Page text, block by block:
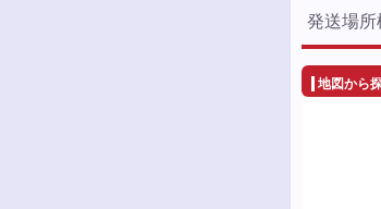
発送場所
地図から